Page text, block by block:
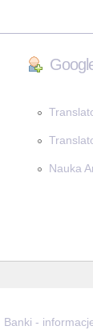
Nauka
Banki -